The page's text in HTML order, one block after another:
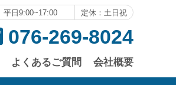
平日9:00~17:00 定休：土日祝
076-269-8024
よくあるご質問 会社概要